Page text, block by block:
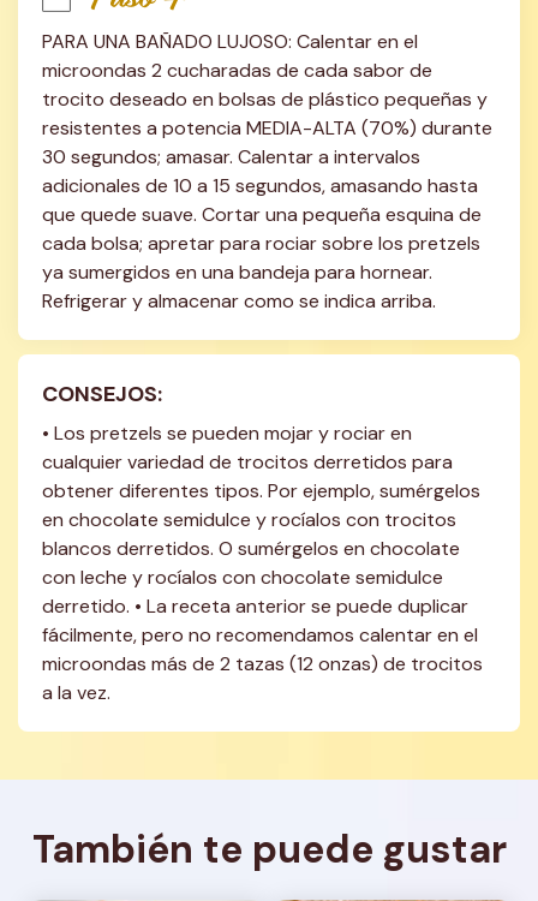
PARA UNA BAÑADO LUJOSO: Calentar en el
microondas 2 cucharadas de cada sabor de
trocito deseado en bolsas de plástico pequeñas y
resistentes a potencia MEDIA-ALTA (70%) durante
30 segundos; amasar. Calentar a intervalos
adicionales de 10 a 15 segundos, amasando hasta
que quede suave. Cortar una pequeña esquina de
cada bolsa; apretar para rociar sobre los pretzels
ya sumergidos en una bandeja para hornear.
Refrigerar y almacenar como se indica arriba.
CONSEJOS:
• Los pretzels se pueden mojar y rociar en
cualquier variedad de trocitos derretidos para
obtener diferentes tipos. Por ejemplo, sumérgelos
en chocolate semidulce y rocíalos con trocitos
blancos derretidos. O sumérgelos en chocolate
con leche y rocíalos con chocolate semidulce
derretido. • La receta anterior se puede duplicar
fácilmente, pero no recomendamos calentar en el
microondas más de 2 tazas (12 onzas) de trocitos
a la vez.
También te puede gustar